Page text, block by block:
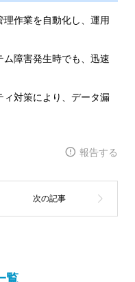
作業を自動化し、運用
障害発生時でも、迅速
対策により、データ漏
報告する
覧